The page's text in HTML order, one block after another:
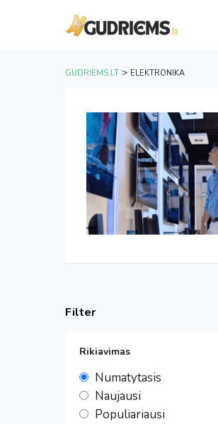
GUDRIEMS.LT > ELEKTRONIKA
Filter
Rikiavimas
Numatytasis
Naujausi
Populiariausi